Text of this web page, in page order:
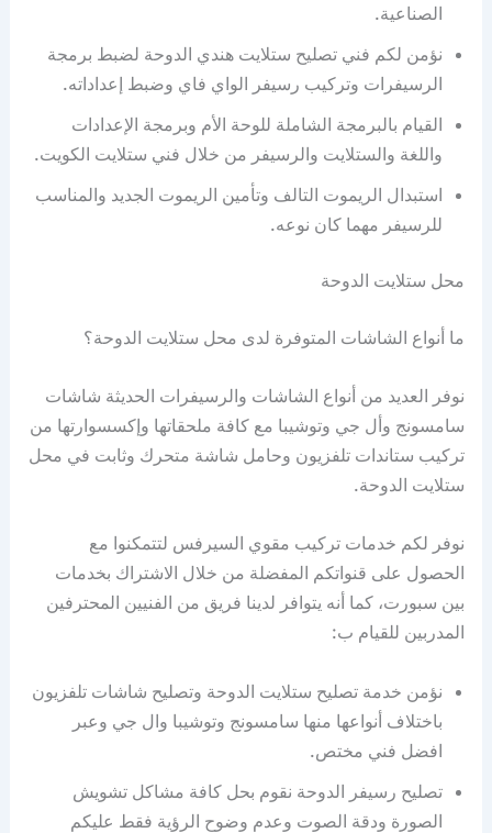
الصناعية.
نؤمن لكم فني تصليح ستلايت هندي الدوحة لضبط برمجة
الرسيفرات وتركيب رسيفر الواي فاي وضبط إعداداته.
القيام بالبرمجة الشاملة للوحة الأم وبرمجة الإعدادات
واللغة والستلايت والرسيفر من خلال فني ستلايت الكويت.
استبدال الريموت التالف وتأمين الريموت الجديد والمناسب
للرسيفر مهما كان نوعه.
محل ستلايت الدوحة
ما أنواع الشاشات المتوفرة لدى محل ستلايت الدوحة؟
نوفر العديد من أنواع الشاشات والرسيفرات الحديثة شاشات
سامسونج وأل جي وتوشيبا مع كافة ملحقاتها وإكسسوارتها من
تركيب ستاندات تلفزيون وحامل شاشة متحرك وثابت في محل
ستلايت الدوحة.
نوفر لكم خدمات تركيب مقوي السيرفس لتتمكنوا مع
الحصول على قنواتكم المفضلة من خلال الاشتراك بخدمات
بين سبورت، كما أنه يتوافر لدينا فريق من الفنيين المحترفين
المدربين للقيام ب:
نؤمن خدمة تصليح ستلايت الدوحة وتصليح شاشات تلفزيون
باختلاف أنواعها منها سامسونج وتوشيبا وال جي وعبر
افضل فني مختص.
تصليح رسيفر الدوحة نقوم بحل كافة مشاكل تشويش
الصورة ودقة الصوت وعدم وضوح الرؤية فقط عليكم